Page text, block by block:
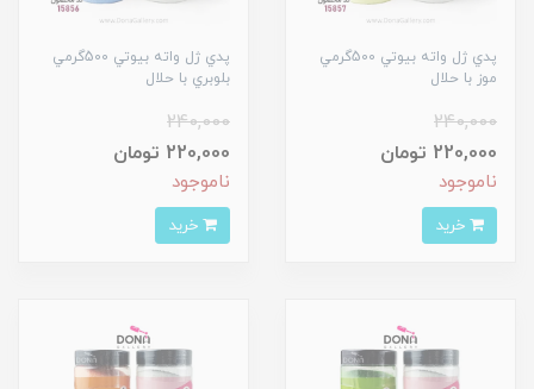
پدي ژل واته بيوتي 500گرمي
موز با حلال
240,000
220,000 تومان
ناموجود
پدي ژل واته بيوتي 500گرمي
بلوبري با حلال
240,000
220,000 تومان
ناموجود